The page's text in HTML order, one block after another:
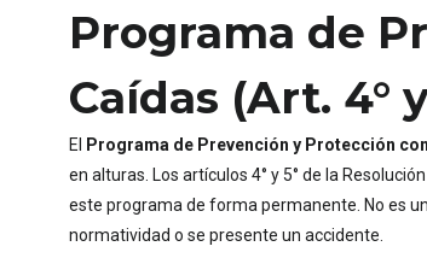
Programa de
Caídas (Art. 4°
El Programa de Prevención y Protección
en alturas. Los artículos 4° y 5° de la
este programa de forma permanente. No es
normatividad o se presente un accidente.